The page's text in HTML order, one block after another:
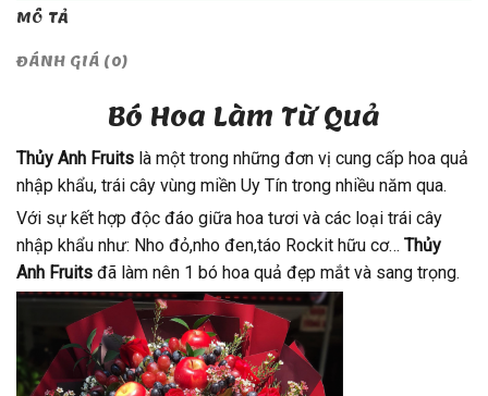
MÔ TẢ
ĐÁNH GIÁ (0)
Bó Hoa Làm Từ Quả
Thủy Anh Fruits là một trong những đơn vị cung cấp hoa quả
nhập khẩu, trái cây vùng miền Uy Tín trong nhiều năm qua.
Với sự kết hợp độc đáo giữa hoa tươi và các loại trái cây
nhập khẩu như: Nho đỏ,nho đen,táo Rockit hữu cơ… Thủy
Anh Fruits đã làm nên 1 bó hoa quả đẹp mắt và sang trọng.